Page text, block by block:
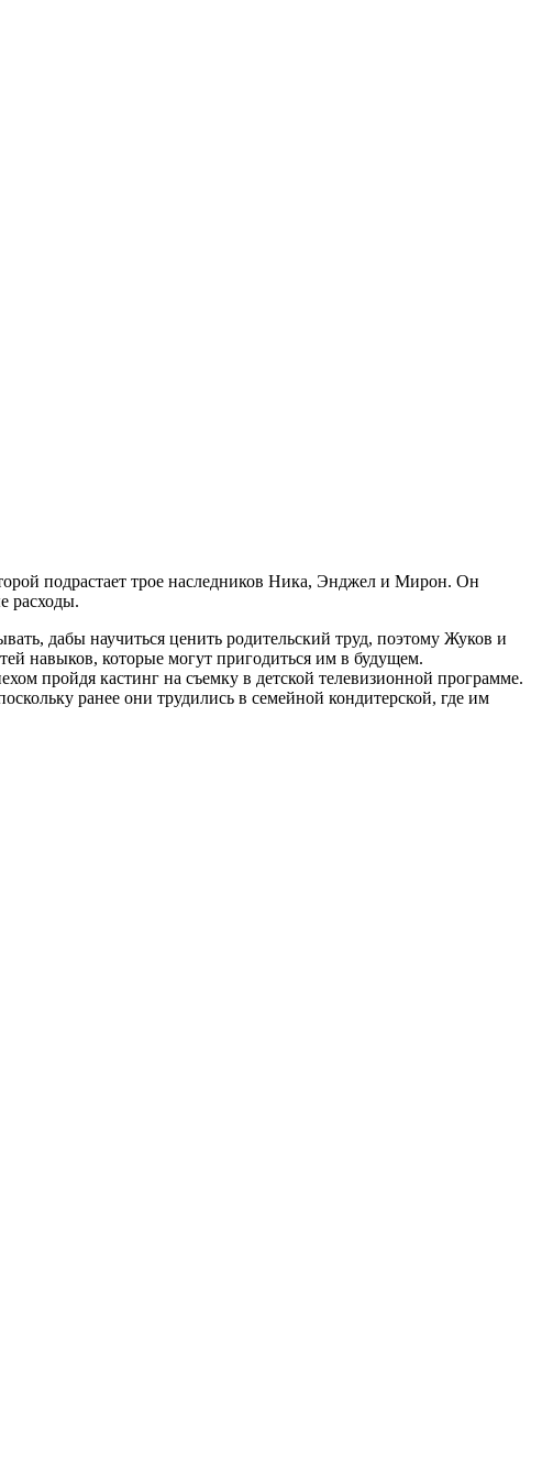
подрастает трое наследников Ника, Энджел и Мирон. Он
расходы.
дабы научиться ценить родительский труд, поэтому Жуков и
навыков, которые могут пригодиться им в будущем.
пройдя кастинг на съемку в детской телевизионной программе.
ранее они трудились в семейной кондитерской, где им